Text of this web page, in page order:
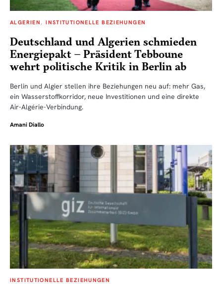
ALGERIEN INSTITUTIONELLE BEZIEHUNGEN
Deutschland und Algerien schmieden
Energiepakt – Präsident Tebboune
wehrt politische Kritik in Berlin ab
Berlin und Algier stellen ihre Beziehungen neu auf: mehr Gas,
ein Wasserstoffkorridor, neue Investitionen und eine direkte
Air-Algérie-Verbindung.
Amani Diallo
INSTITUTIONELLE BEZIEHUNGEN